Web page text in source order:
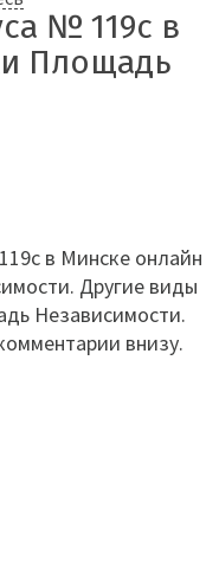
№ 119с в
Площадь
в Минске онлайн
Другие виды
Независимости.
внизу.